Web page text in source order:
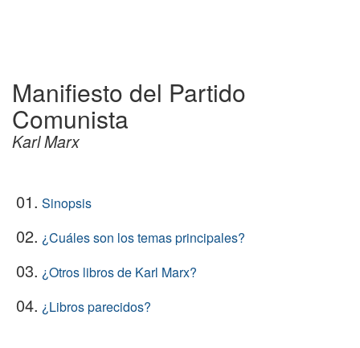
Manifiesto del Partido
Comunista
Karl Marx
01. Sinopsis
02. ¿Cuáles son los temas principales?
03. ¿Otros libros de Karl Marx?
04. ¿Libros parecidos?